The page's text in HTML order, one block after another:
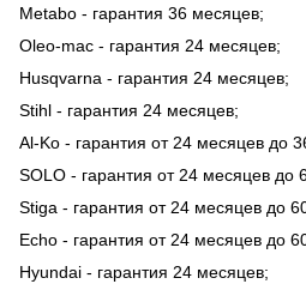
Metabo - гарантия 36 месяцев;
Oleo-mac - гарантия 24 месяцев;
Husqvarna - гарантия 24 месяцев;
Stihl - гарантия 24 месяцев;
Al-Ko - гарантия от 24 месяцев до
SOLO - гарантия от 24 месяцев до
Stiga - гарантия от 24 месяцев до
Echo - гарантия от 24 месяцев до
Hyundai - гарантия 24 месяцев;